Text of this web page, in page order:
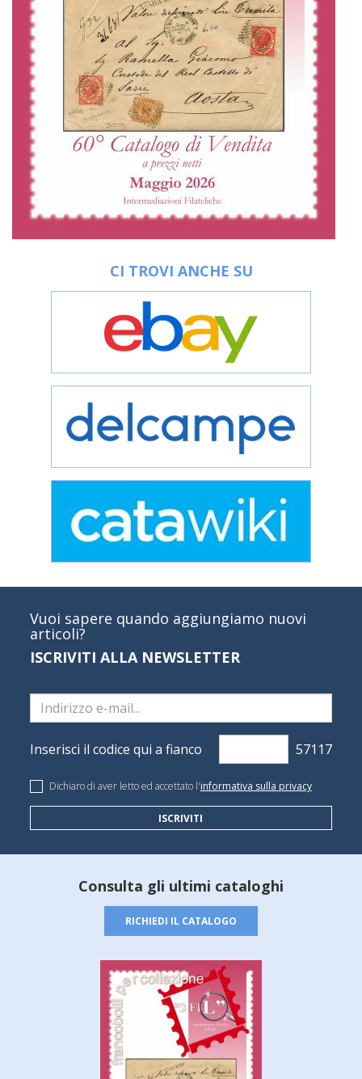
CI TROVI ANCHE SU
Vuoi sapere quando aggiungiamo nuovi
articoli?
ISCRIVITI ALLA NEWSLETTER
Inserisci il codice qui a fianco
Dichiaro di aver letto ed accettato l'informativa sulla privacy
ISCRIVITI
Consulta gli ultimi cataloghi
RICHIEDI IL CATALOGO